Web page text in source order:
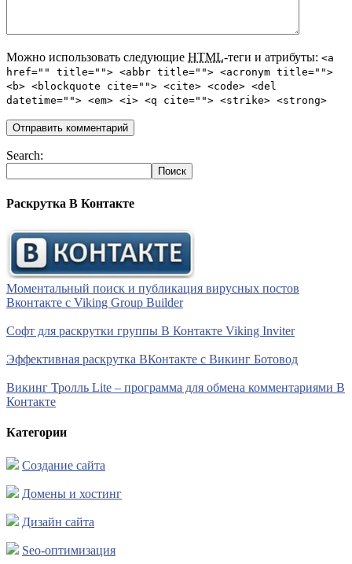
Можно использовать следующие HTML-теги и атрибуты: <a
href="" title=""> <abbr title=""> <acronym title="">
<b> <blockquote cite=""> <cite> <code> <del
datetime=""> <em> <i> <q cite=""> <strike> <strong>
Search:
Раскрутка В Контакте
Моментальный поиск и публикация вирусных постов
Вконтакте с Viking Group Builder
Софт для раскрутки группы В Контакте Viking Inviter
Эффективная раскрутка ВКонтакте с Викинг Ботовод
Викинг Тролль Lite – программа для обмена комментариями В
Контакте
Категории
Создание сайта
Домены и хостинг
Дизайн сайта
Seo-оптимизация